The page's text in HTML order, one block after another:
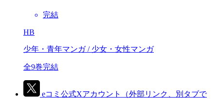
完結
HB
少年・青年マンガ / 少女・女性マンガ
全9巻完結
eコミ公式Xアカウント
（外部リンク、別タブで